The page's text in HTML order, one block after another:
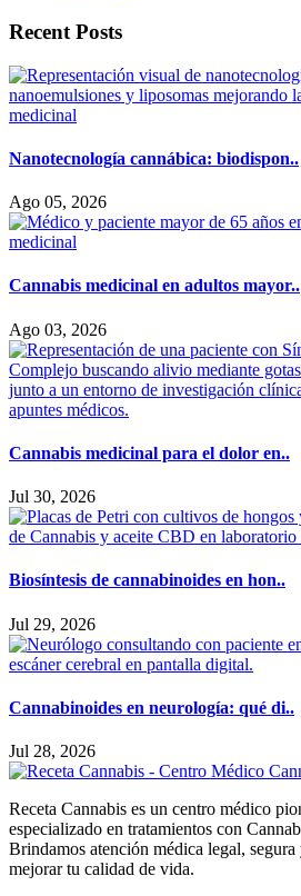
Recent Posts
Nanotecnología cannábica: biodispon..
Ago 05, 2026
Cannabis medicinal en adultos mayor..
Ago 03, 2026
Cannabis medicinal para el dolor en..
Jul 30, 2026
Biosíntesis de cannabinoides en hon..
Jul 29, 2026
Cannabinoides en neurología: qué di..
Jul 28, 2026
Receta Cannabis es un centro médico
especializado en tratamientos con
Brindamos atención médica legal, segura
mejorar tu calidad de vida.